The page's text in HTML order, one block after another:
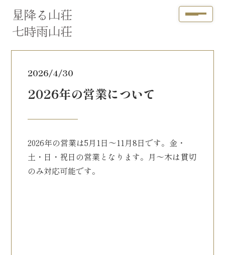
星降る山荘
七時雨山荘
2026/4/30
2026年の営業について
2026年の営業は5月1日〜11月8日です。金・
土・日・祝日の営業となります。月〜木は貫切
のみ対応可能です。